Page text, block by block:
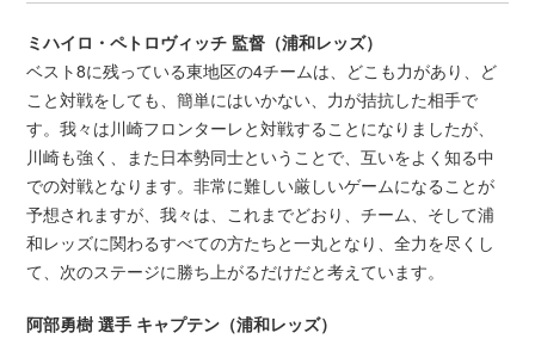
ミハイロ・ペトロヴィッチ 監督（浦和レッズ）
ベスト8に残っている東地区の4チームは、どこも力があり、ど
こと対戦をしても、簡単にはいかない、力が拮抗した相手で
す。我々は川崎フロンターレと対戦することになりましたが、
川崎も強く、また日本勢同士ということで、互いをよく知る中
での対戦となります。非常に難しい厳しいゲームになることが
予想されますが、我々は、これまでどおり、チーム、そして浦
和レッズに関わるすべての方たちと一丸となり、全力を尽くし
て、次のステージに勝ち上がるだけだと考えています。
阿部勇樹 選手 キャプテン（浦和レッズ）